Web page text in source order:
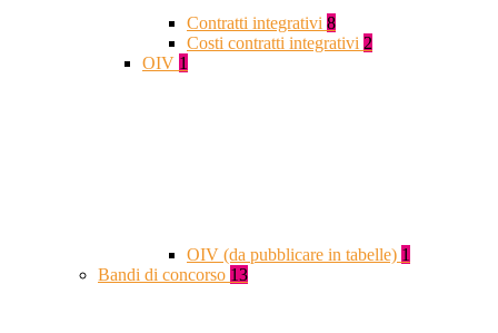
Contratti integrativi 8
Costi contratti integrativi 2
OIV 1
OIV (da pubblicare in tabelle) 1
Bandi di concorso 13